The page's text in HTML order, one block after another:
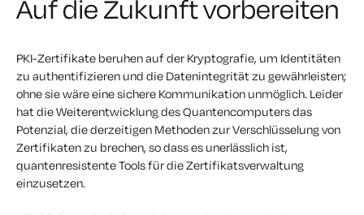
Auf die Zukunft vorbereiten
PKI-Zertifikate beruhen auf der Kryptografie, um Identitäten
zu authentifizieren und die Datenintegrität zu gewährleisten;
ohne sie wäre eine sichere Kommunikation unmöglich. Leider
hat die Weiterentwicklung des Quantencomputers das
Potenzial, die derzeitigen Methoden zur Verschlüsselung von
Zertifikaten zu brechen, so dass es unerlässlich ist,
quantenresistente Tools für die Zertifikatsverwaltung
einzusetzen.